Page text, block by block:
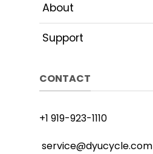
About
Support
CONTACT
+1 919-923-1110
service@dyucycle.com